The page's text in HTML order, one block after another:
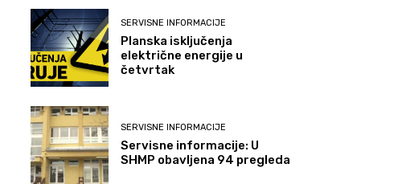
SERVISNE INFORMACIJE
Planska isključenja
električne energije u
četvrtak
SERVISNE INFORMACIJE
Servisne informacije: U
SHMP obavljena 94 pregleda